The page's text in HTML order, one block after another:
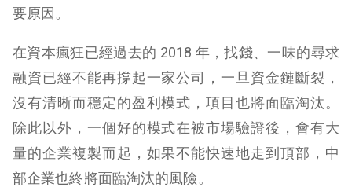
要原因。
在資本瘋狂已經過去的 2018 年，找錢、一味的尋求
融資已經不能再撐起一家公司，一旦資金鏈斷裂，
沒有清晰而穩定的盈利模式，項目也將面臨淘汰。
除此以外，一個好的模式在被市場驗證後，會有大
量的企業複製而起，如果不能快速地走到頂部，中
部企業也終將面臨淘汰的風險。